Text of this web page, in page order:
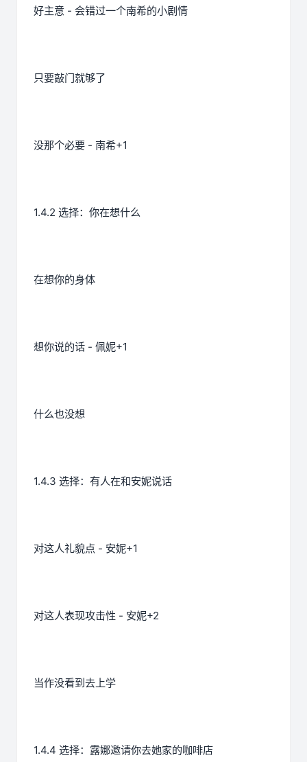
好主意 - 会错过一个南希的小剧情
只要敲门就够了
没那个必要 - 南希+1
1.4.2 选择：你在想什么
在想你的身体
想你说的话 - 佩妮+1
什么也没想
1.4.3 选择：有人在和安妮说话
对这人礼貌点 - 安妮+1
对这人表现攻击性 - 安妮+2
当作没看到去上学
1.4.4 选择：露娜邀请你去她家的咖啡店